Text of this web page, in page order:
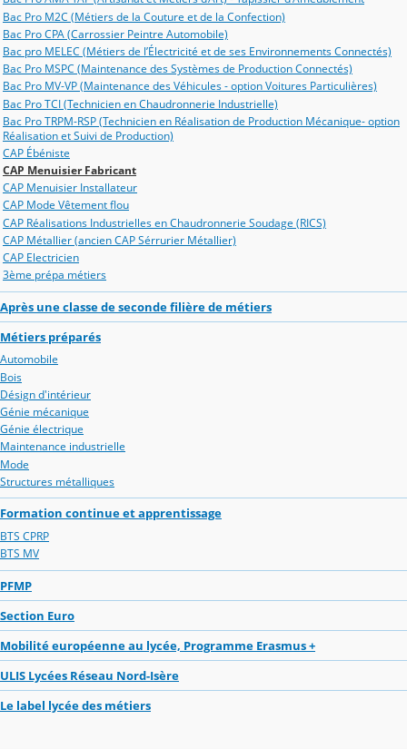
Bac Pro M2C (Métiers de la Couture et de la Confection)
Bac Pro CPA (Carrossier Peintre Automobile)
Bac pro MELEC (Métiers de l’Électricité et de ses Environnements Connectés)
Bac Pro MSPC (Maintenance des Systèmes de Production Connectés)
Bac Pro MV-VP (Maintenance des Véhicules - option Voitures Particulières)
Bac Pro TCI (Technicien en Chaudronnerie Industrielle)
Bac Pro TRPM-RSP (Technicien en Réalisation de Production Mécanique- option
Réalisation et Suivi de Production)
CAP Ébéniste
CAP Menuisier Fabricant
CAP Menuisier Installateur
CAP Mode Vêtement flou
CAP Réalisations Industrielles en Chaudronnerie Soudage (RICS)
CAP Métallier (ancien CAP Sérrurier Métallier)
CAP Electricien
3ème prépa métiers
Après une classe de seconde filière de métiers
Métiers préparés
Automobile
Bois
Désign d'intérieur
Génie mécanique
Génie électrique
Maintenance industrielle
Mode
Structures métalliques
Formation continue et apprentissage
BTS CPRP
BTS MV
PFMP
Section Euro
Mobilité européenne au lycée, Programme Erasmus +
ULIS Lycées Réseau Nord-Isère
Le label lycée des métiers